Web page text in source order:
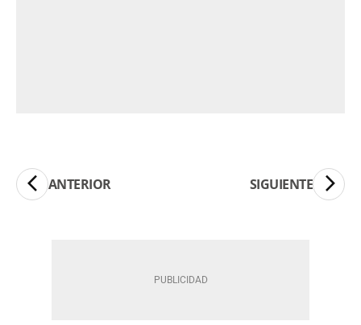
ANTERIOR SIGUIENTE